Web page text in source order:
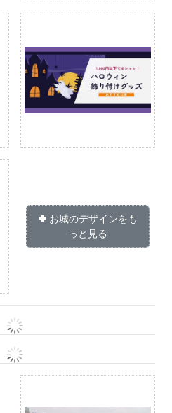
お城のデザインをも
っと見る